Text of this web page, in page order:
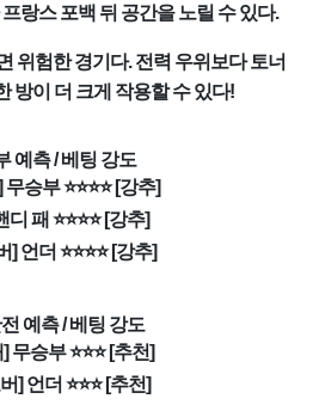
랑스 포백 뒤 공간을 노릴 수 있다.
위험한 경기다. 전력 우위보다 토너
방이 더 크게 작용할 수 있다!
예측 / 베팅 강도
승부 ⭐⭐⭐⭐ [강추]
디 패 ⭐⭐⭐⭐ [강추]
] 언더 ⭐⭐⭐⭐ [강추]
예측 / 베팅 강도
무승부 ⭐⭐⭐ [추천]
] 언더 ⭐⭐⭐ [추천]